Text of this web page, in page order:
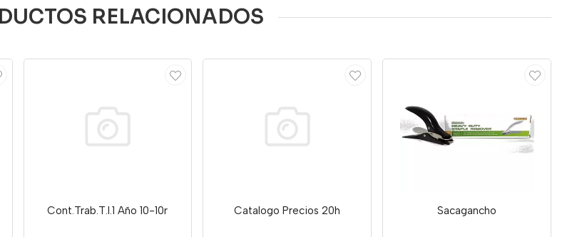
RELACIONADOS
Cont.Trab.T.I.1 Año 10-10r Catalogo Precios 20h Sacagancho